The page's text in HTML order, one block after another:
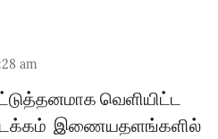
am
வெளியிட்ட
இணையதளங்களில்